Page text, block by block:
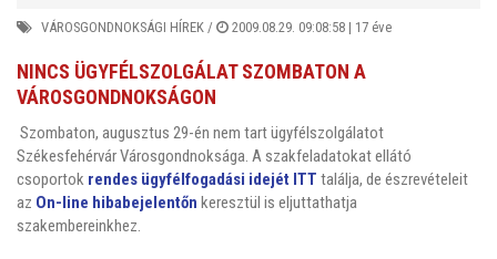
VÁROSGONDNOKSÁGI HÍREK / 2009.08.29. 09:08:58 | 17 éve
NINCS ÜGYFÉLSZOLGÁLAT SZOMBATON A
VÁROSGONDNOKSÁGON
Szombaton, augusztus 29-én nem tart ügyfélszolgálatot
Székesfehérvár Városgondnoksága. A szakfeladatokat ellátó
csoportok rendes ügyfélfogadási idejét ITT találja, de észrevételeit
az On-line hibabejelentőn keresztül is eljuttathatja
szakembereinkhez.